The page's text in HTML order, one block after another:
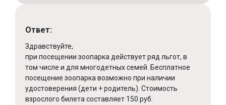
Ответ:
Здравствуйте,
при посещении зоопарка действует ряд льгот, в
том числе и для многодетных семей. Бесплатное
посещение зоопарка возможно при наличии
удостоверения (дети + родитель). Стоимость
взрослого билета составляет 150 руб.